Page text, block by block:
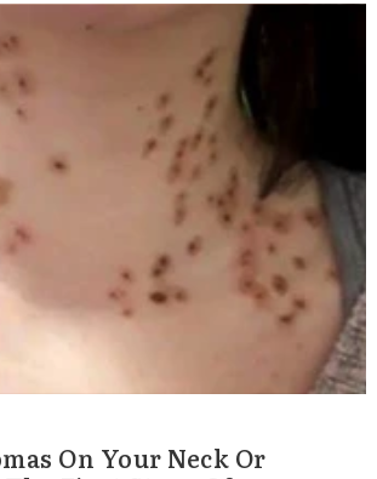
On Your Neck Or